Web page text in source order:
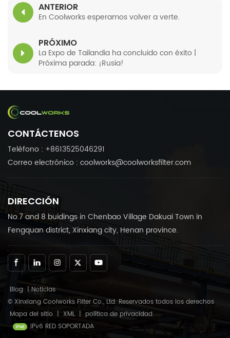
ANTERIOR
En Coolworks esperamos volver a verte.
PRÓXIMO
La Expo de Tailandia ha concluido con éxito |
Próxima parada: ¡Rusia!
CONTÁCTENOS
Teléfono : +8613525046291
Correo electrónico : coolworks@coolworksfilter.com
DIRECCIÓN
No.7 and 8 buidings in Chenbao Village Dakuai Town in
Fengquan district, Xinxiang city, Henan province.
Blog | Noticias
© Xinxiang Coolworks Filter Co., Ltd. Reservados todos los derechos
Mapa del sitio | XML | política de privacidad
IPv6 RED SOPORTADA